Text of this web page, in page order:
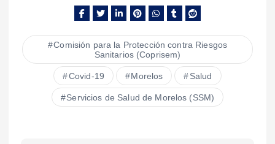
Comisión para la Protección contra Riesgos
Sanitarios (Coprisem)
Covid-19 Morelos Salud
Servicios de Salud de Morelos (SSM)